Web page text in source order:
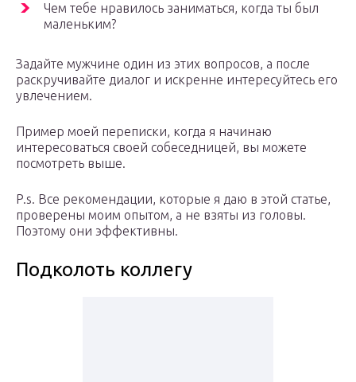
Чем тебе нравилось заниматься, когда ты был
маленьким?
Задайте мужчине один из этих вопросов, а после
раскручивайте диалог и искренне интересуйтесь его
увлечением.
Пример моей переписки, когда я начинаю
интересоваться своей собеседницей, вы можете
посмотреть выше.
P.s. Все рекомендации, которые я даю в этой статье,
проверены моим опытом, а не взяты из головы.
Поэтому они эффективны.
Подколоть коллегу